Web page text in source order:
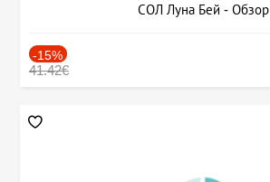
СОЛ Луна Бей - Обзор
-15%
41.42€